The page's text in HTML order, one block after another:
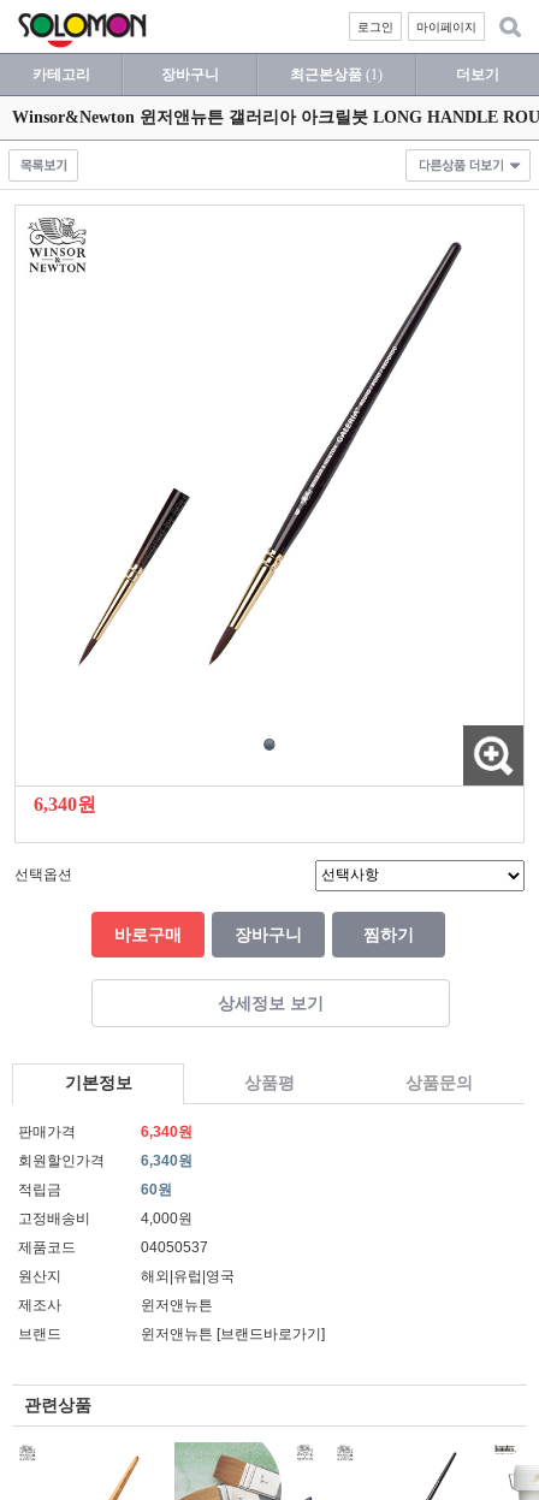
마이페이지
로그인
카테고리 장바구니 최근본상품 (1) 더보기
Winsor&Newton 윈저앤뉴튼 갤러리아 아크릴붓 LONG HANDLE
6,340원
선택옵션
바로구매 장바구니 찜하기
상세정보 보기
기본정보 상품평 상품문의
판매가격
6,340원
회원할인가격
6,340원
적립금
60원
고정배송비
4,000원
제품코드
04050537
원산지
해외|유럽|영국
제조사
윈저앤뉴튼
브랜드
윈저앤뉴튼 [브랜드바로가기]
관련상품